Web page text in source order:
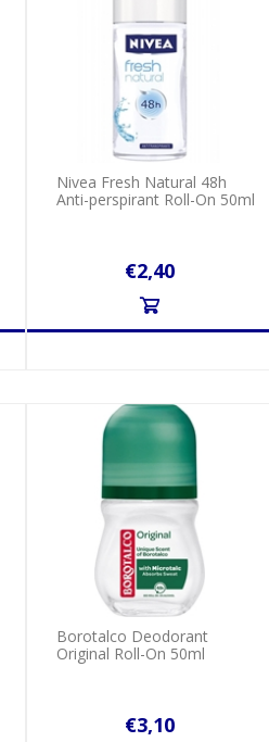
Nivea Fresh Natural 48h
Anti-perspirant Roll-On 50ml
€2,40
Borotalco Deodorant
Original Roll-On 50ml
€3,10